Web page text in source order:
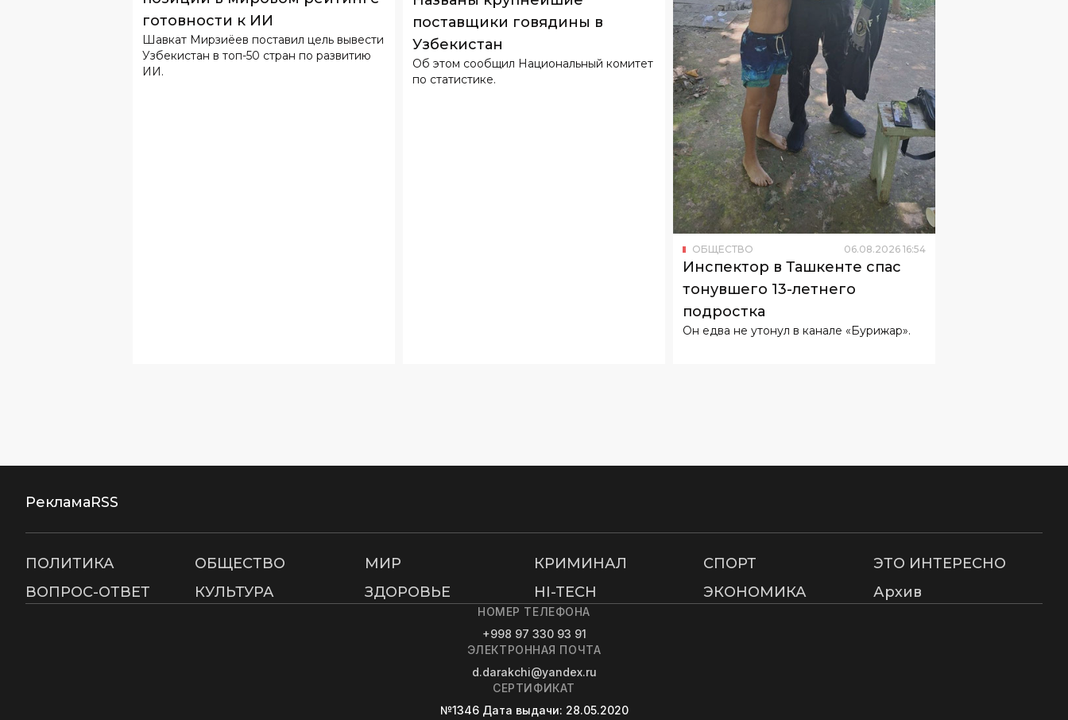
готовности к ИИ
Шавкат Мирзиёев поставил цель вывести
Узбекистан в топ-50 стран по развитию
ИИ.
поставщики говядины в
Узбекистан
Об этом сообщил Национальный комитет
по статистике.
Инспектор в Ташкенте спас
тонувшего 13-летнего
подростка
Он едва не утонул в канале «Бурижар».
РекламаRSS
ПОЛИТИКА ОБЩЕСТВО МИР КРИМИНАЛ СПОРТ
ЭТО ИНТЕРЕСНО
ВОПРОС-ОТВЕТ
КУЛЬТУРА ЗДОРОВЬЕ HI-TECH ЭКОНОМИКА Архив
НОМЕР ТЕЛЕФОНА
+998 97 330 93 91
ЭЛЕКТРОННАЯ ПОЧТА
d.darakchi@yandex.ru
СЕРТИФИКАТ
№1346 Дата выдачи: 28.05.2020